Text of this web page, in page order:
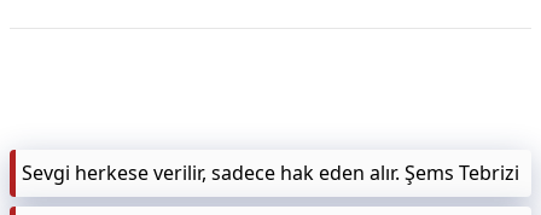
HAMİLELİK
Sevgi herkese verilir, sadece hak eden alır. Şems Tebrizi